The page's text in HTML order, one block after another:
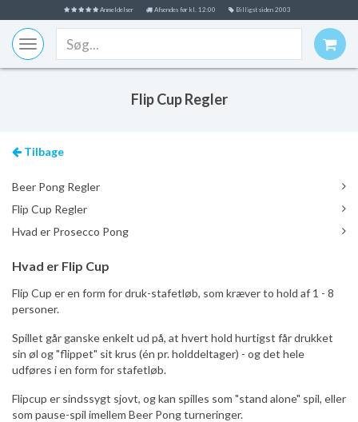
Anmeldelser Afsendes før kl. 12:00 Billigst siden 2003
Toggle
navigation
Flip Cup Regler
tilbage
Beer Pong Regler
Flip Cup Regler
Hvad er Prosecco Pong
Hvad er Flip Cup
Flip Cup er en form for druk-stafetløb, som kræver to hold af 1 - 8
personer.
Spillet går ganske enkelt ud på, at hvert hold hurtigst får drukket
sin øl og "flippet" sit krus (én pr. holddeltager) - og det hele
udføres i en form for stafetløb.
Flipcup er sindssygt sjovt, og kan spilles som "stand alone" spil, eller
som pause-spil imellem Beer Pong turneringer.